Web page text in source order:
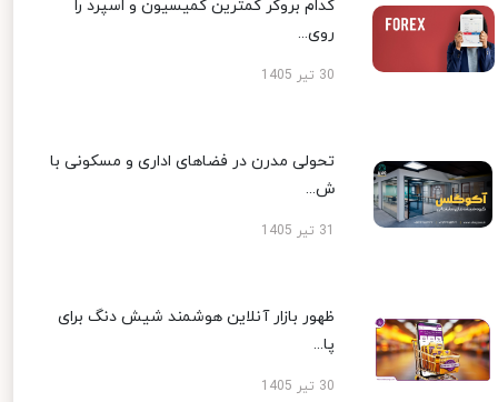
کدام بروکر کمترین کمیسیون و اسپرد را
روی...
30 تیر 1405
تحولی مدرن در فضاهای اداری و مسکونی با
ش...
ظهور بازار آنلاین هوشمند شیش دنگ برای
پا...
30 تیر 1405